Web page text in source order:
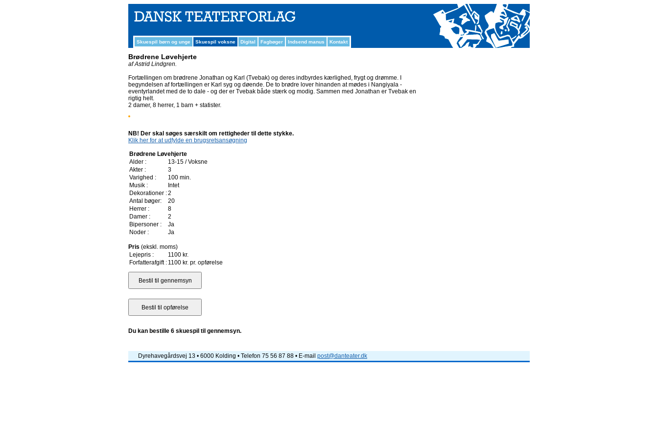
Skuespil børn og unge Skuespil voksne Digital Fagbøger Indsend manus Kontakt
Brødrene Løvehjerte
af Astrid Lindgren.
Fortællingen om brødrene Jonathan og Karl (Tvebak) og deres indbyrdes kærlighed, frygt og drømme. I
begyndelsen af fortællingen er Karl syg og døende. De to brødre lover hinanden at mødes i Nangiyala -
eventyrlandet med de to dale - og der er Tvebak både stærk og modig. Sammen med Jonathan er Tvebak en
rigtig helt.
2 damer, 8 herrer, 1 barn + statister.
NB! Der skal søges særskilt om rettigheder til dette stykke.
Klik her for at udfylde en brugsretsansøgning
Brødrene Løvehjerte
Alder :
13-15 / Voksne
Akter :
3
Varighed :
100 min.
Musik :
Intet
Dekorationer :2
Antal bøger:
20
Herrer :
8
Damer :
2
Bipersoner :
Ja
Noder :
Ja
Pris (ekskl. moms)
Lejepris :
1100 kr.
Forfatterafgift : 1100 kr. pr. opførelse
Du kan bestille 6 skuespil til gennemsyn.
Dyrehavegårdsvej 13 • 6000 Kolding • Telefon 75 56 87 88 • E-mail post@danteater.dk